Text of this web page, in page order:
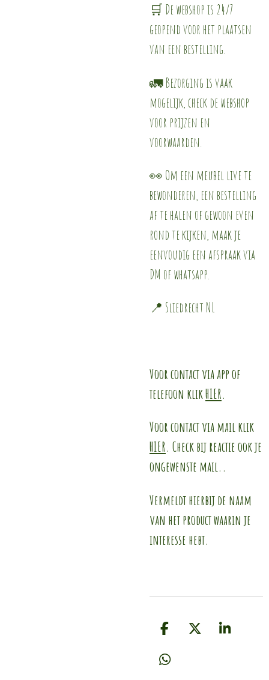
🛒 De webshop is 24/7
geopend voor het plaatsen
van een bestelling.
🚛 Bezorging is vaak
mogelijk, check de webshop
voor prijzen en
voorwaarden.
👀 Om een meubel live te
bewonderen, een bestelling
af te halen of gewoon even
rond te kijken, maak je
eenvoudig een afspraak via
DM of whatsapp.
📍 Sliedrecht NL
Voor contact via app of
telefoon klikHIER.
Voor contact via mail klik
HIER. Check bij reactie ook je
ongewenste mail..
Vermeldt hierbij de naam
van het product waarin je
interesse hebt.
D
l
D
S
D